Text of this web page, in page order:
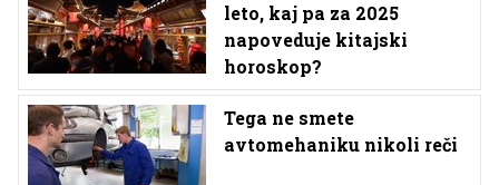
leto, kaj pa za 2025
napoveduje kitajski
horoskop?
Tega ne smete
avtomehaniku nikoli reči